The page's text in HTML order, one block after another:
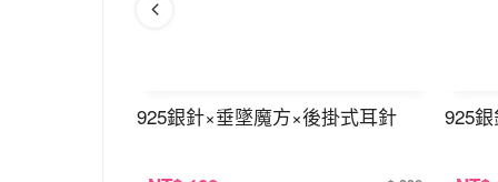
925銀針×垂墜魔方×後掛式耳針 925